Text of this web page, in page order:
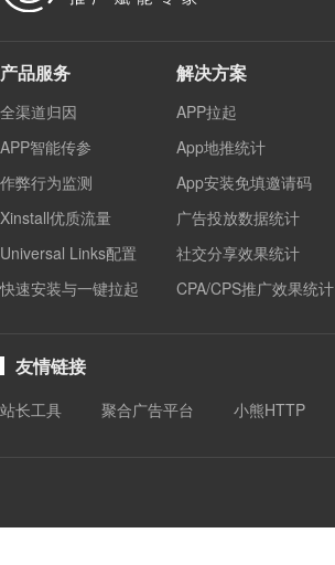
产品服务
全渠道归因
APP智能传参
作弊行为监测
Xinstall优质流量
Universal Links配置
快速安装与一键拉起
解决方案
APP拉起
App地推统计
App安装免填邀请码
广告投放数据统计
社交分享效果统计
CPA/CPS推广效果统计
友情链接
站长工具 聚合广告平台 小熊HTTP